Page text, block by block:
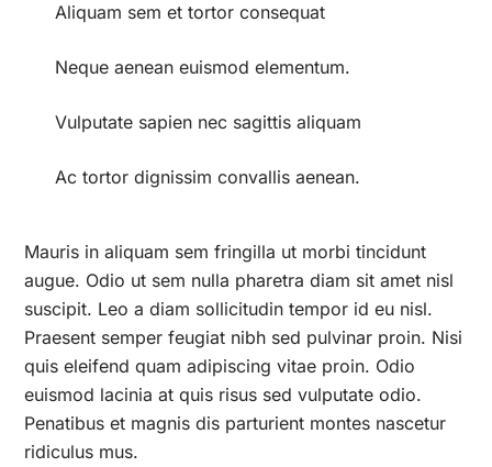
Aliquam sem et tortor consequat
Neque aenean euismod elementum.
Vulputate sapien nec sagittis aliquam
Ac tortor dignissim convallis aenean.
Mauris in aliquam sem fringilla ut morbi tincidunt
augue. Odio ut sem nulla pharetra diam sit amet nisl
suscipit. Leo a diam sollicitudin tempor id eu nisl.
Praesent semper feugiat nibh sed pulvinar proin. Nisi
quis eleifend quam adipiscing vitae proin. Odio
euismod lacinia at quis risus sed vulputate odio.
Penatibus et magnis dis parturient montes nascetur
ridiculus mus.